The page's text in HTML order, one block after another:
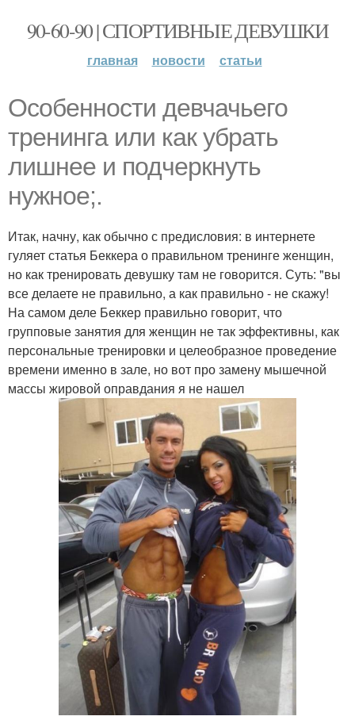
90-60-90 | СПОРТИВНЫЕ ДЕВУШКИ
главная новости статьи
Особенности девчачьего
тренинга или как убрать
лишнее и подчеркнуть
нужное;.
Итак, начну, как обычно с предисловия: в интернете
гуляет статья Беккера о правильном тренинге женщин,
но как тренировать девушку там не говорится. Суть: "вы
все делаете не правильно, а как правильно - не скажу!
На самом деле Беккер правильно говорит, что
групповые занятия для женщин не так эффективны, как
персональные тренировки и целеобразное проведение
времени именно в зале, но вот про замену мышечной
массы жировой оправдания я не нашел